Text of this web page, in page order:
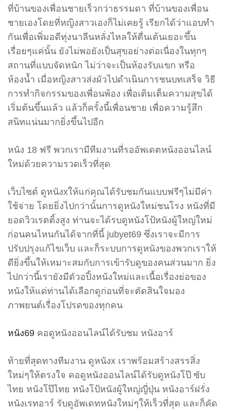
ที่บ้านของเพื่อนชายเร็วกว่าธรรมดา ที่บ้านของเพื่อน
ชายเองโดยที่หญิงสาวเองก็ไม่เคยรู้ เรียกได้ว่าแอบทำ
กันเพื่อเพิ่มอดีทุ่งนาลีนหลั่งไหลให้ตื่นเต้นเยอะขึ้น
เรื่อยๆแค่นั้น ยังไม่พอยังเป็นสุขอย่างต่อเนื่องในทุกๆ
สถานที่แบบจัดหนัก ไม่ว่าจะเป็นห้องรับแขก หรือ
ห้องน้ำ เมื่อหญิงสาวส่งผัวไปดำเนินการชนบทเสร็จ วิธี
การทำกิจกรรมของเพื่อนพ้อง เพื่อเติมเต็มความสุขได้
เริ่มต้นขึ้นแล้ว แล้วก็ครั้งนี้เพื่อนชาย เพื่อความรู้สึก
สนิทแน่นมากยิ่งขึ้นไปอีก
หนัง 18 ฟรี พวกเรามีทีมงานที่รออัพเดตหนังออนไลน์
ใหม่ด้วยความรวดเร็วที่สุด
เว็บไซต์ ดูหนังxให้แก่คุณได้รับชมกันแบบฟรีๆไม่มีค่า
ใช้จ่าย โดยยิ่งไปกว่านั้นการดูหนังใหม่ชนโรง หนังที่มี
ยอดวิวเรตติ้งสูง ท่านจะได้รบดูหนังโป้หนังผู้ใหญ่ใหม่
ก่อนคนไหนกันได้จากที่นี้ jubyet69 ซึ่งเราจะมีการ
ปรับปรุงแก้ไขเว็บ และก็ระบบการดูหนังของพวกเราให้
ดียิ่งขึ้นให้เหมาะสมกับการเข้ารับดูของคนส่วนมาก ยิ่ง
ไปกว่านี้เรายังมีตัวอปิ้งหนังใหม่และเนื้อเรื่องย่อของ
หนังให้แด่ท่านได้เลือกดูก่อนที่จะตัดสินใจมอง
ภาพยนต์เรื่องโปรดของทุกคน
หนัง69 คอดูหนังออนไลน์ได้รับชม หนังอาร์
ท้ายที่สุดทางทีมงาน ดูหนังx เราพร้อมสร้างสรรสิ่ง
ใหม่ๆให้ตรงใจ คอดูหนังออนไลน์ได้รับดูหนังโป๊ ซับ
ไทย หนังโป๊ไทย หนังโป้หนังผู้ใหญ่ญี่ปุ่น หนังอาร์ฝรั่ง
หนังเรทอาร์ รับดูอัพเดทหนังใหม่ๆให้เร็วที่สุด และก็คัด